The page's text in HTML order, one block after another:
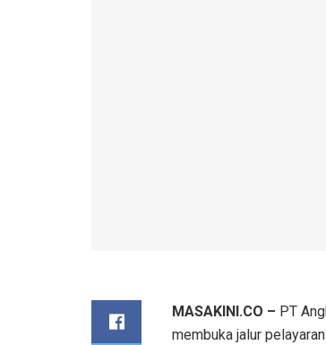
MASAKINI.CO – PT
membuka jalur